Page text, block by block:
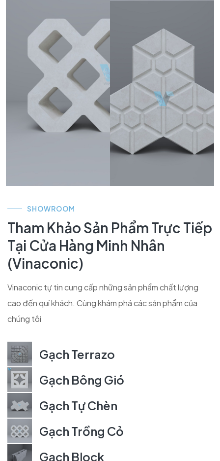
SHOWROOM
Tham Khảo Sản Phẩm Trực Tiếp
Tại Cửa Hàng Minh Nhân
(Vinaconic)
Vinaconic tự tin cung cấp những sản phẩm chất lượng
cao đến quí khách. Cùng khám phá các sản phẩm của
chúng tôi
Gạch Terrazo
Gạch Bông Gió
Gạch Tự Chèn
Gạch Trồng Cỏ
Gạch Block